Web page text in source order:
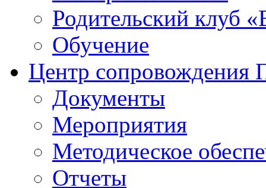
Родительский клуб
Обучение
Центр сопровождения
Документы
Мероприятия
Методическое
Отчеты